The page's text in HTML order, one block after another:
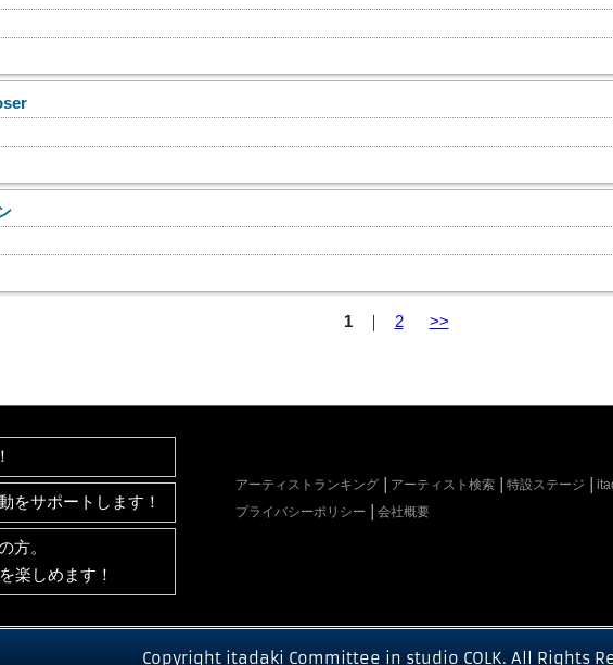
1｜ 2 >>
をサポートします！
方。
楽しめます！
アーティストランキング アーティスト検索 特設ステージ
プライバシーポリシー
会社概要
Copyright itadaki Committee in studio COLK. All Rights